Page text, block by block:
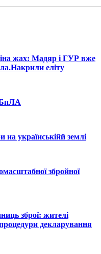
жах: Мадяр і ГУР вже
еліту
БпЛА
на українськійй землі
збройної
зброї: жителі
декларування